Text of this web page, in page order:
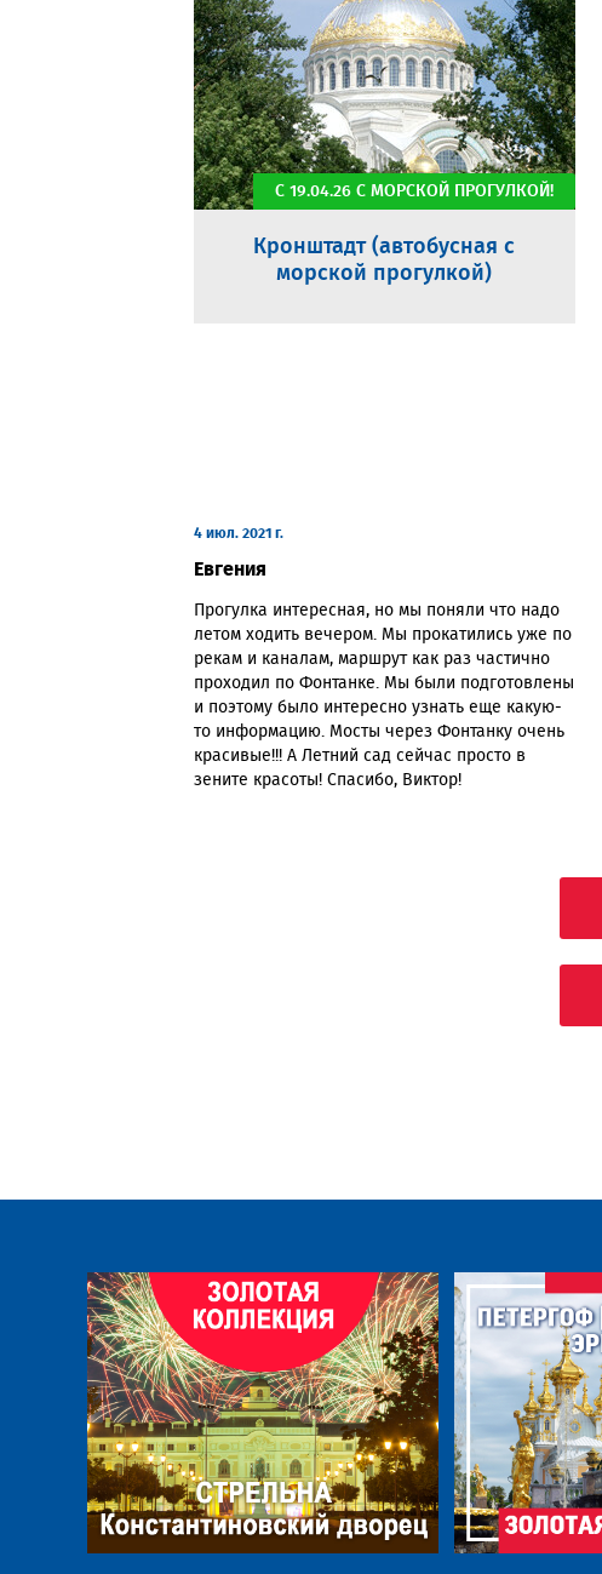
Кронштадт (автобусная с
морской прогулкой)
С 19.04.26 С МОРСКОЙ ПРОГУЛКОЙ!
4 июл. 2021 г.
Евгения
Прогулка интересная, но мы поняли что надо
летом ходить вечером. Мы прокатились уже по
рекам и каналам, маршрут как раз частично
проходил по Фонтанке. Мы были подготовлены
и поэтому было интересно узнать еще какую-
то информацию. Мосты через Фонтанку очень
красивые!!! А Летний сад сейчас просто в
зените красоты! Спасибо, Виктор!